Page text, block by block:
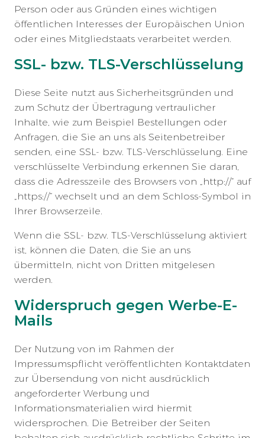
Person oder aus Gründen eines wichtigen
öffentlichen Interesses der Europäischen Union
oder eines Mitgliedstaats verarbeitet werden.
SSL- bzw. TLS-Verschlüsselung
Diese Seite nutzt aus Sicherheitsgründen und
zum Schutz der Übertragung vertraulicher
Inhalte, wie zum Beispiel Bestellungen oder
Anfragen, die Sie an uns als Seitenbetreiber
senden, eine SSL- bzw. TLS-Verschlüsselung. Eine
verschlüsselte Verbindung erkennen Sie daran,
dass die Adresszeile des Browsers von „http://“ auf
„https://“ wechselt und an dem Schloss-Symbol in
Ihrer Browserzeile.
Wenn die SSL- bzw. TLS-Verschlüsselung aktiviert
ist, können die Daten, die Sie an uns
übermitteln, nicht von Dritten mitgelesen
werden.
Widerspruch gegen Werbe-E-
Mails
Der Nutzung von im Rahmen der
Impressumspflicht veröffentlichten Kontaktdaten
zur Übersendung von nicht ausdrücklich
angeforderter Werbung und
Informationsmaterialien wird hiermit
widersprochen. Die Betreiber der Seiten